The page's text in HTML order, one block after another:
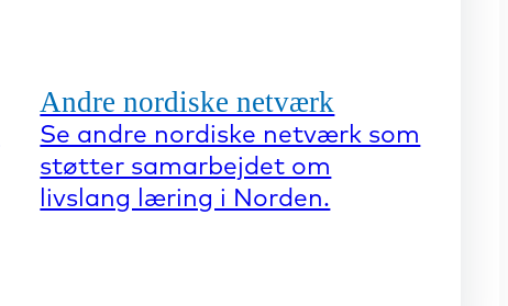
Andre nordiske netværk
Se andre nordiske netværk som
støtter samarbejdet om
livslang læring i Norden.